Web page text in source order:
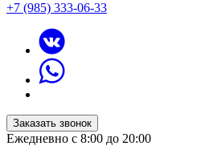
+7 (985) 333-06-33
Заказать звонок
Ежедневно с 8:00 до 20:00